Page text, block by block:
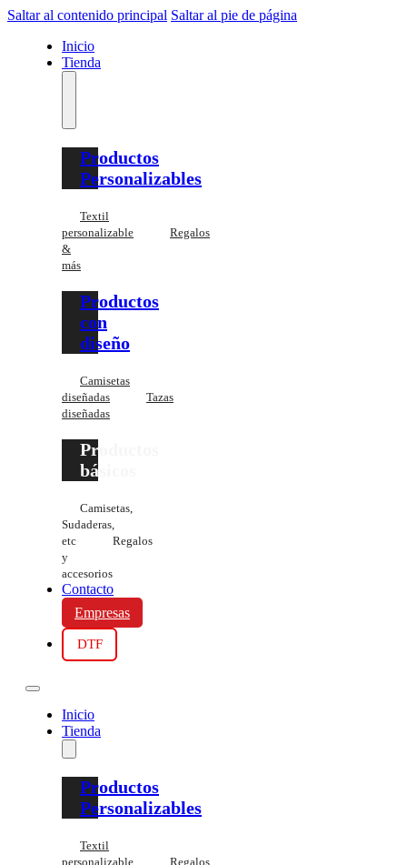
Saltar al contenido principal Saltar al pie de página
Inicio
Tienda
Productos
Personalizables
Textil
personalizable
Regalos
&
más
Productos
con
diseño
Camisetas
diseñadas
Tazas
diseñadas
Productos
básicos
Camisetas,
Sudaderas,
etc
Regalos
y
accesorios
Contacto
Empresas
DTF
Inicio
Tienda
Productos
Personalizables
Textil
personalizable
Regalos